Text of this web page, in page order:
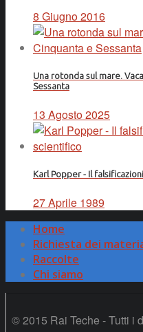
8 Giugno 2016
Una rotonda sul mare.
Sessanta
13 Agosto 2025
Karl Popper - Il
27 Aprile 1989
Home
Richiesta dei
Raccolte
Chi siamo
© 2015 Rai Teche - Tutti i